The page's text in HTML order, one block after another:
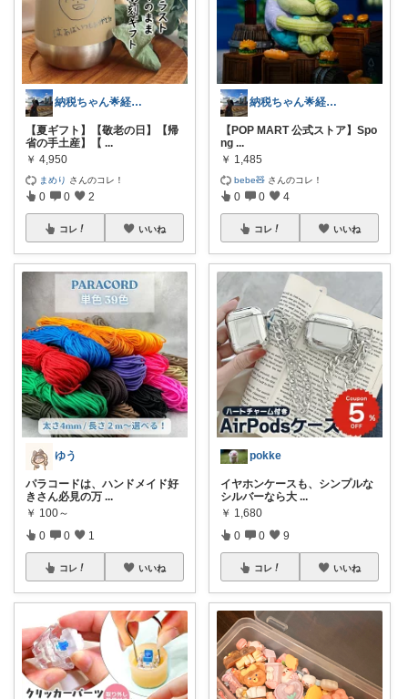
納税ちゃん🌟経由購入★
【夏ギフト】【敬老の日】【帰
省の手土産】【 ...
￥ 4,950
まめり さんのコレ！
0 0 2
コレ いいね
ゆう
パラコードは、ハンドメイド好
きさん必見の万 ...
￥ 100～
0 0 1
コレ いいね
納税ちゃん🌟経由購入★
【POP MART 公式ストア】Spo
ng ...
￥ 1,485
bebe🧸 さんのコレ！
0 0 4
コレ いいね
pokke
イヤホンケースも、シンプルな
シルバーなら大 ...
￥ 1,680
0 0 9
コレ いいね